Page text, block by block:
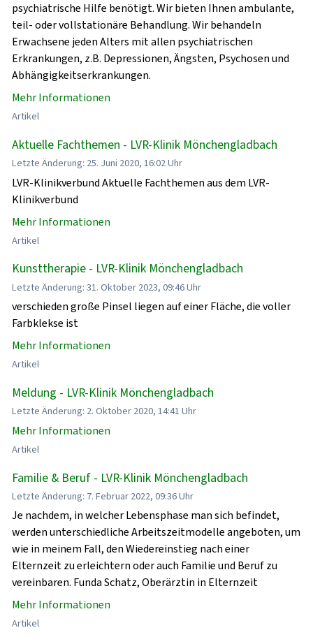
psychiatrische Hilfe benötigt. Wir bieten Ihnen ambulante,
teil- oder vollstationäre Behandlung. Wir behandeln
Erwachsene jeden Alters mit allen psychiatrischen
Erkrankungen, z.B. Depressionen, Ängsten, Psychosen und
Abhängigkeitserkrankungen.
Mehr Informationen
Artikel
Aktuelle Fachthemen - LVR-Klinik Mönchengladbach
Letzte Änderung: 25. Juni 2020, 16:02 Uhr
LVR-Klinikverbund Aktuelle Fachthemen aus dem LVR-
Klinikverbund
Mehr Informationen
Artikel
Kunsttherapie - LVR-Klinik Mönchengladbach
Letzte Änderung: 31. Oktober 2023, 09:46 Uhr
verschieden große Pinsel liegen auf einer Fläche, die voller
Farbklekse ist
Mehr Informationen
Artikel
Meldung - LVR-Klinik Mönchengladbach
Letzte Änderung: 2. Oktober 2020, 14:41 Uhr
Mehr Informationen
Artikel
Familie & Beruf - LVR-Klinik Mönchengladbach
Letzte Änderung: 7. Februar 2022, 09:36 Uhr
Je nachdem, in welcher Lebensphase man sich befindet,
werden unterschiedliche Arbeitszeitmodelle angeboten, um
wie in meinem Fall, den Wiedereinstieg nach einer
Elternzeit zu erleichtern oder auch Familie und Beruf zu
vereinbaren. Funda Schatz, Oberärztin in Elternzeit
Mehr Informationen
Artikel